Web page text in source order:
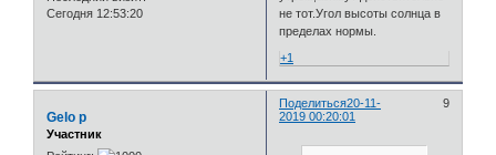
Сегодня 12:53:20
не тот.Угол высоты солнца в
пределах нормы.
+1
Поделиться 9
20-11-
2019 00:20:01
Gelo p
Участник